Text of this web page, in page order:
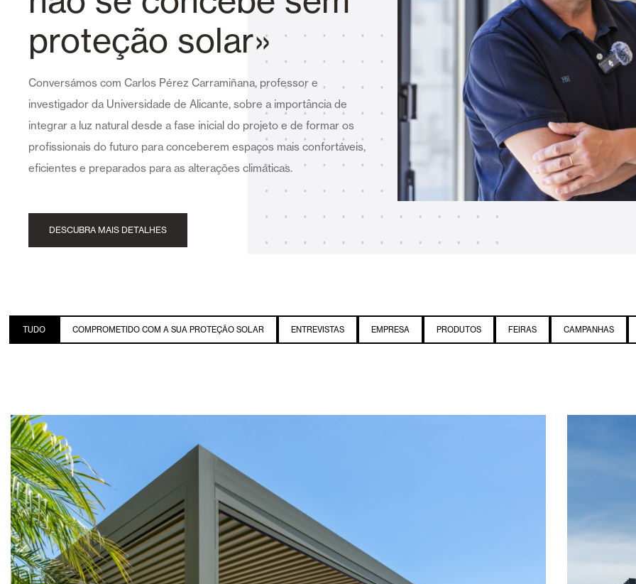
Mosquiteiras Garagem e Portas Comerciais Smart Home e automatismos
VER TODOS OS PRODUTOS
proteção solar»
Conversámos com Carlos Pérez Carramiñana, professor e
investigador da Universidade de Alicante, sobre a importância de
integrar a luz natural desde a fase inicial do projeto e de formar os
profissionais do futuro para conceberem espaços mais confortáveis,
eficientes e preparados para as alterações climáticas.
DESCUBRA MAIS DETALHES
TUDO COMPROMETIDO COM A SUA PROTEÇÃO SOLAR ENTREVISTAS EMPRESA PRODUTOS FEIRAS CAMPANHAS